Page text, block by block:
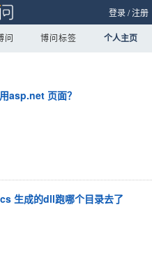
登录/注册
问 博问标签 个人主页
asp.net 页面？
生成的dll跑哪个目录去了